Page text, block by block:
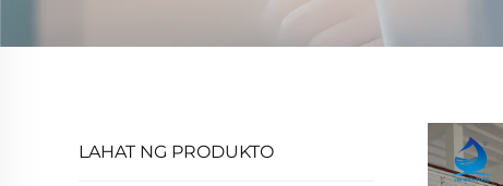
LAHAT NG PRODUKTO